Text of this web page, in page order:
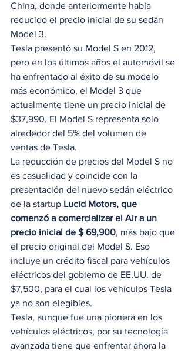
China, donde anteriormente había
reducido el precio inicial de su sedán
Model 3.
Tesla presentó su Model S en 2012,
pero en los últimos años el automóvil se
ha enfrentado al éxito de su modelo
más económico, el Model 3 que
actualmente tiene un precio inicial de
$37,990. El Model S representa solo
alrededor del 5% del volumen de
ventas de Tesla.
La reducción de precios del Model S no
es casualidad y coincide con la
presentación del nuevo sedán eléctrico
de la startup Lucid Motors, que
comenzó a comercializar el Air a un
precio inicial de $ 69,900, más bajo que
el precio original del Model S. Eso
incluye un crédito fiscal para vehículos
eléctricos del gobierno de EE.UU. de
$7,500, para el cual los vehículos Tesla
ya no son elegibles.
Tesla, aunque fue una pionera en los
vehículos eléctricos, por su tecnología
avanzada tiene que enfrentar ahora la